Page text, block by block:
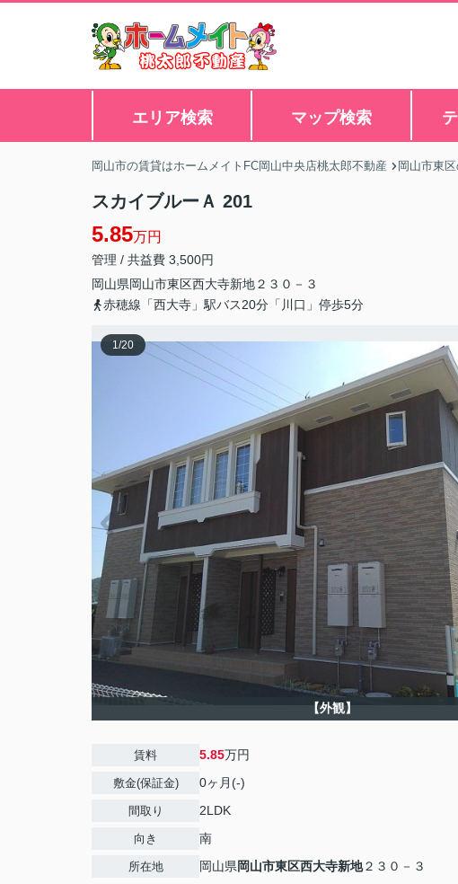
エリア検索 マップ検索
岡山市の賃貸はホームメイトFC岡山中央店桃太郎不動産 岡山市東
スカイブルーＡ 201
5.85万円
管理 / 共益費 3,500円
岡山県岡山市東区西大寺新地２３０－３
赤穂線「西大寺」駅バス20分「川口」停歩5分
1/20
【外観】
賃料 5.85万円
敷金(保証金) 0ヶ月(-)
間取り 2LDK
向き 南
所在地 岡山県岡山市東区西大寺新地２３０－３